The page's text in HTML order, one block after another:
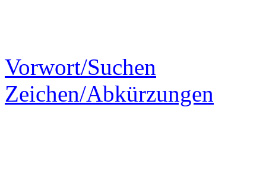
Vorwort/Suchen
Zeichen/Abkürzungen